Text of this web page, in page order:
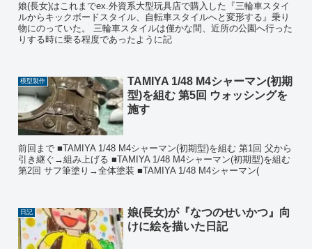
娘(長女)はこれまでex.外資系大型玩具店で購入した『三輪車スタイ
ルからキックボードスタイル、自転車スタイルへと変形する』乗り
物にのっていた。 三輪車スタイルは僅かな間、近所の公園へ行った
りする時に乗る程度であったように記
模型製作
TAMIYA 1/48 M4シャーマン(初期
型)を組む 第5回 ウォッシングを
施す
前回まで ■TAMIYA 1/48 M4シャーマン(初期型)を組む 第1回 父から
引き継ぐ→組み上げる ■TAMIYA 1/48 M4シャーマン(初期型)を組む
第2回 サフ筆塗り→全体塗装 ■TAMIYA 1/48 M4シャーマン(
日記
娘(長女)が『なつのせいかつ』向
けに絵を描いた日記